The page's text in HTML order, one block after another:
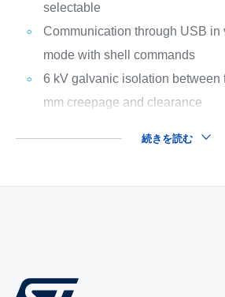
selectable
Communication through USB in
mode with shell commands
6 kV galvanic isolation between
mm creepage and clearance
続きを読む